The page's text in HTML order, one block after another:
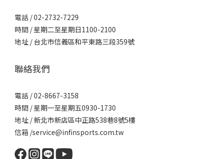
電話 / 02-2732-7229
時間 / 星期二至星期日1100-2100
地址 / 台北市信義區和平東路三段359號
聯絡我們
電話 / 02-8667-3158
時間 / 星期一至星期五0930-1730
地址 / 新北市新店區中正路538巷8號5樓
信箱 /service@infinsports.com.tw